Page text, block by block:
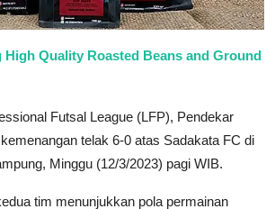
High Quality Roasted Beans and Ground
Futsal League (LFP), Pendekar
telak 6-0 atas Sadakata FC di
Minggu (12/3/2023) pagi WIB.
tim menunjukkan pola permainan